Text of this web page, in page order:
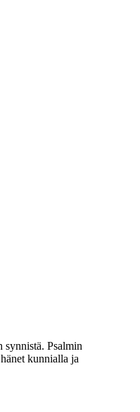
synnistä. Psalmin
kunnialla ja